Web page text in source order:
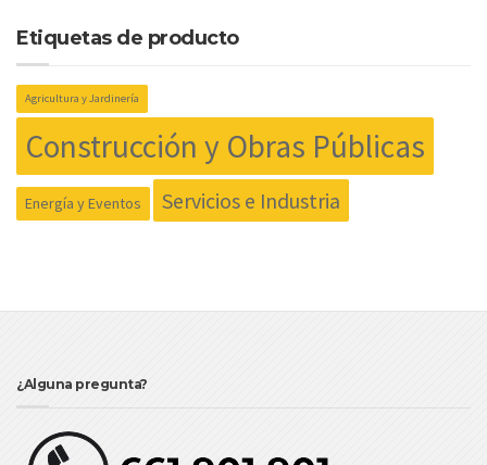
Etiquetas de producto
Agricultura y Jardinería
Construcción y Obras Públicas
Energía y Eventos Servicios e Industria
¿Alguna pregunta?